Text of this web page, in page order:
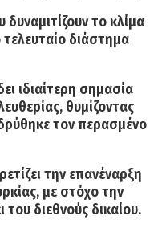
δυναμιτίζουν το κλίμα
διάστημα
ιδιαίτερη σημασία
θυμίζοντας
τον περασμένο
την επανέναρξη
με στόχο την
του διεθνούς δικαίου.